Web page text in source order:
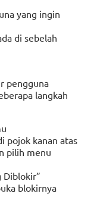
yang ingin
di sebelah
pengguna
langkah
pojok kanan atas
pilih menu
Diblokir”
blokirnya